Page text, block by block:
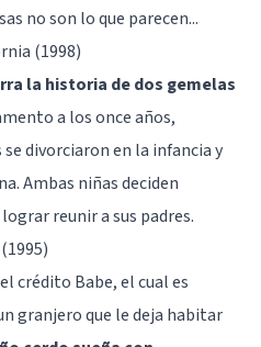
no son lo que parecen...
(1998)
la historia de dos gemelas
a los once años,
divorciaron en la infancia y
Ambas niñas deciden
reunir a sus padres.
crédito Babe, el cual es
granjero que le deja habitar